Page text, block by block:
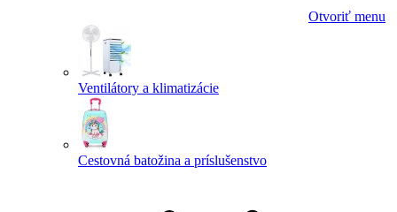
Otvoriť menu
Ventilátory a klimatizácie
Cestovná batožina a príslušenstvo